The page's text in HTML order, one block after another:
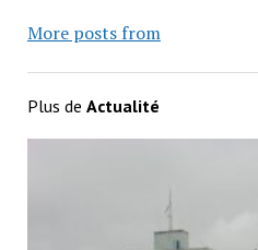
More posts from
Plus de Actualité